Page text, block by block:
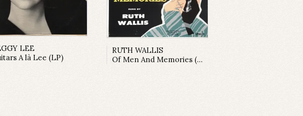
LEE
A là Lee (LP)
RUTH WALLIS
Of Men And Memories (LP)